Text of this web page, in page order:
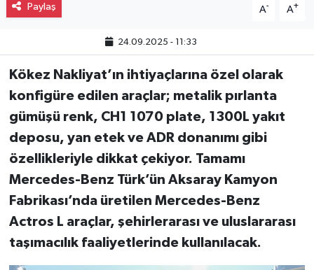
Paylaş A- A+
24.09.2025 - 11:33
Kökez Nakliyat’ın ihtiyaçlarına özel olarak
konfigüre edilen araçlar; metalik pırlanta
gümüşürenk, CH1 1070 plate, 1300L yakıt
deposu, yan etek ve ADR donanımıgibi
özellikleriyle dikkat çekiyor. Tamamı
Mercedes-Benz Türk’ün Aksaray Kamyon
Fabrikası’nda üretilen Mercedes-Benz
Actros L araçlar, şehirlerarasıve uluslararası
taşımacıl ık faaliyetlerinde kullanılacak.